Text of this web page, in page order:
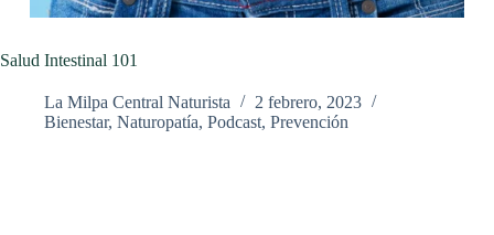
Salud Intestinal 101
La Milpa Central Naturista
2 febrero, 2023
Bienestar, Naturopatía, Podcast, Prevención